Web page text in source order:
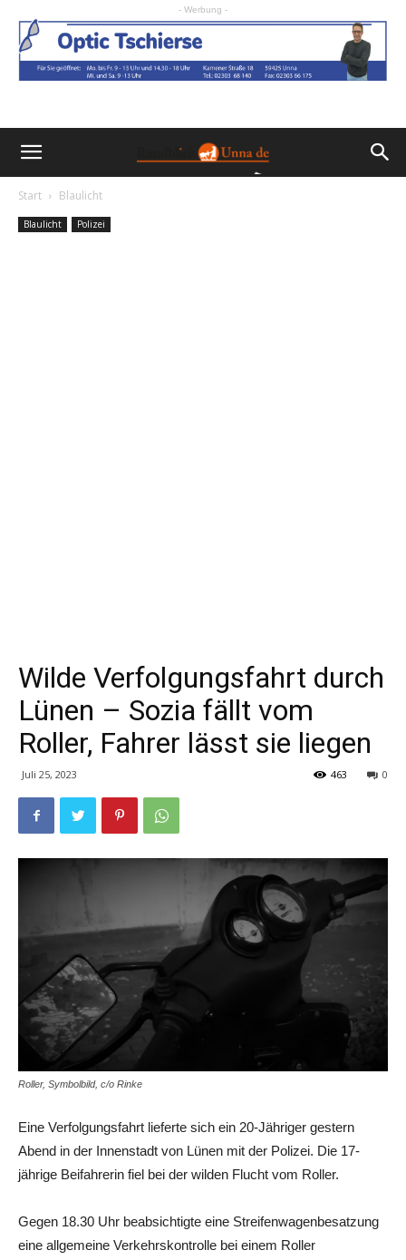
- Werbung -
Start Blaulicht
Blaulicht Polizei
Wilde Verfolgungsfahrt durch
Lünen – Sozia fällt vom
Roller, Fahrer lässt sie liegen
Juli 25, 2023 0
463
Roller, Symbolbild, c/o Rinke
Eine Verfolgungsfahrt lieferte sich ein 20-Jähriger gestern
Abend in der Innenstadt von Lünen mit der Polizei. Die 17-
jährige Beifahrerin fiel bei der wilden Flucht vom Roller.
Gegen 18.30 Uhr beabsichtigte eine Streifenwagenbesatzung
eine allgemeine Verkehrskontrolle bei einem Roller